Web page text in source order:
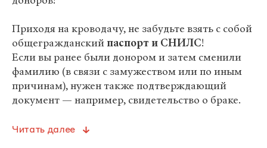
Приходя на кроводачу, не забудьте взять с собой
общегражданскийпаспорт и СНИЛС!
Если вы ранее были донором и затем сменили
фамилию (в связи с замужеством или по иным
причинам), нужен также подтверждающий
документ — например, свидетельство о браке.
Читать далее